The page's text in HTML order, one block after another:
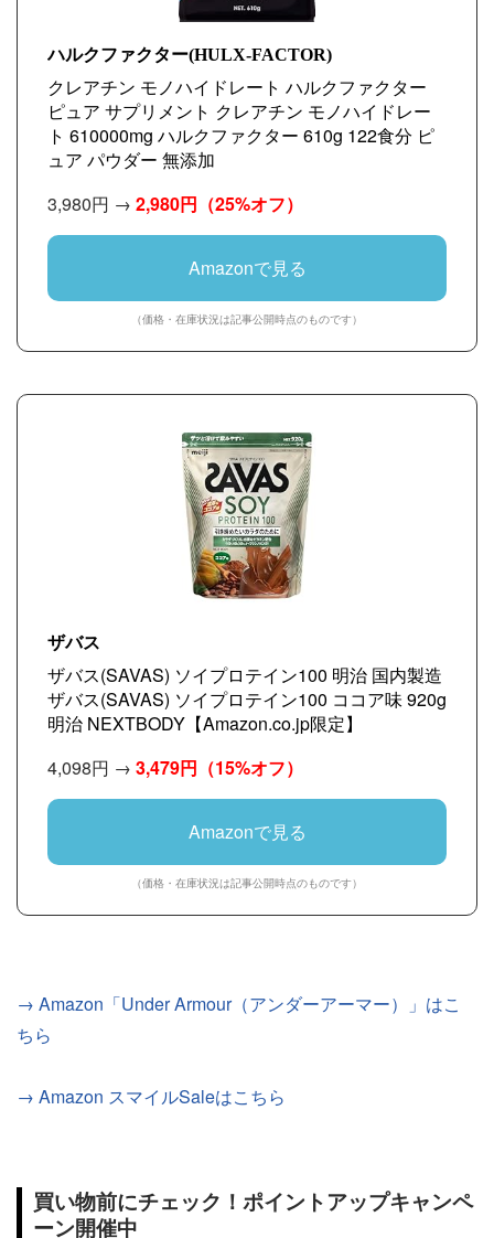
ハルクファクター(HULX-FACTOR)
クレアチン モノハイドレート ハルクファクター
ピュア サプリメント クレアチン モノハイドレー
ト 610000mg ハルクファクター 610g 122食分 ピ
ュア パウダー 無添加
3,980円 → 2,980円 （25%オフ）
Amazonで見る
（価格・在庫状況は記事公開時点のものです）
ザバス
ザバス(SAVAS) ソイプロテイン100 明治 国内製造
ザバス(SAVAS) ソイプロテイン100 ココア味 920g
明治 NEXTBODY【Amazon.co.jp限定】
4,098円 → 3,479円 （15%オフ）
Amazonで見る
（価格・在庫状況は記事公開時点のものです）
→ Amazon「Under Armour（アンダーアーマー）」はこ
ちら
→ Amazon スマイルSaleはこちら
買い物前にチェック！ポイントアップキャンペ
ーン開催中